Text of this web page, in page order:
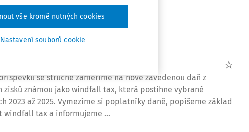
k windfall tax
se stručně zaměříme na nově zavedenou daň z
zisků známou jako windfall tax, která postihne vybrané
2023 až 2025. Vymezíme si poplatníky daně, popíšeme základ
windfall tax a informujeme ...
Nastavení souborů cookie
vše kromě nutných cookies